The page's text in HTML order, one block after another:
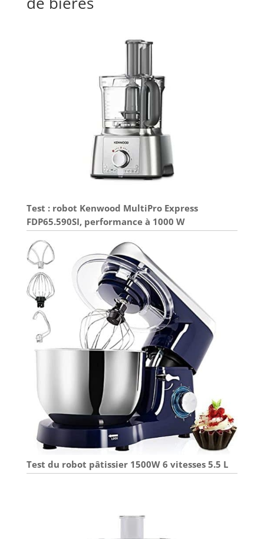
RÉFÉRENCE : Original Cup est la référence des jeux
rappeler !
Test : robot Kenwood MultiPro Express
FDP65.590SI, performance à 1000 W
Test du robot pâtissier 1500W 6 vitesses 5.5 L